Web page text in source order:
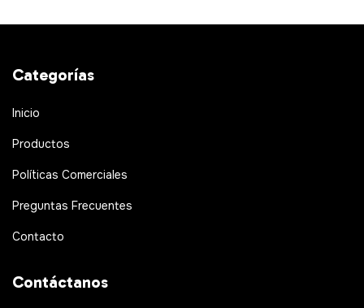
Categorías
Inicio
Productos
Políticas Comerciales
Preguntas Frecuentes
Contacto
Contáctanos